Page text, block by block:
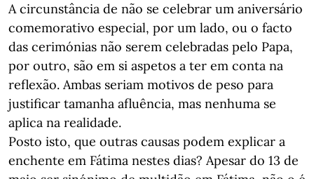
A circunstância de não se celebrar um aniversário
comemorativo especial, por um lado, ou o facto
das cerimónias não serem celebradas pelo Papa,
por outro, são em si aspetos a ter em conta na
reflexão. Ambas seriam motivos de peso para
justificar tamanha afluência, mas nenhuma se
aplica na realidade.
Posto isto, que outras causas podem explicar a
enchente em Fátima nestes dias? Apesar do 13 de